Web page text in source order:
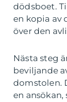
dödsboet.
en kopia av
över den
Nästa steg
beviljande
domstolen.
en